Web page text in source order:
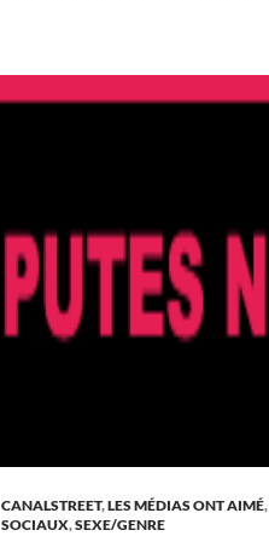
CANALSTREET,LES MÉDIAS ONT AIMÉ,
SOCIAUX,SEXE/GENRE